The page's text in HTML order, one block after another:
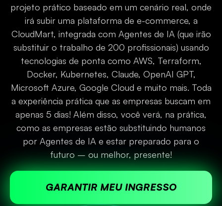
projeto prático baseado em um cenário real, onde
irá subir uma plataforma de e-commerce, a
CloudMart, integrada com Agentes de IA (que irão
substituir o trabalho de 200 profissionais) usando
tecnologias de ponta como AWS, Terraform,
Docker, Kubernetes, Claude, OpenAI GPT,
Microsoft Azure, Google Cloud e muito mais. Toda
a experiência prática que as empresas buscam em
apenas 5 dias! Além disso, você verá, na prática,
como as empresas estão substituindo humanos
por Agentes de IA e estar preparado para o
futuro – ou melhor, presente!
GARANTIR MEU INGRESSO